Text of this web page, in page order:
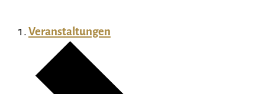
Veranstaltungen